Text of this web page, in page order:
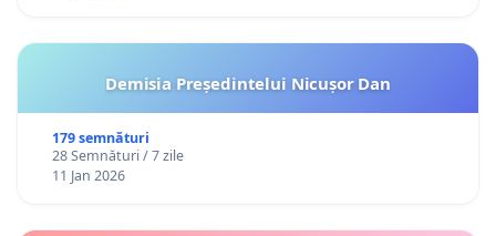
Demisia Președintelui Nicușor Dan
179 semnături
28 Semnături / 7 zile
11 Jan 2026